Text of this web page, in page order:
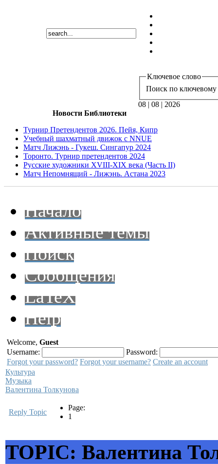
Ключевое слово
Поиск по ключевому
08 | 08 | 2026
Новости Библиотеки
Турнир Претендентов 2026. Пейя, Кипр
Учебный шахматный движок с NNUE
Матч Лижэнь - Гукеш. Сингапур 2024
Торонто. Турнир претендентов 2024
Русские художники XVIII-XIX века (Часть II)
Матч Непомнящий - Лижэнь. Астана 2023
Начало
Активные темы
Поиск
Сообщения
LaTeX
Help
Welcome, Guest
Username:
Password:
Forgot your password? Forgot your username? Create an account
Культура
Музыка
Валентина Толкунова
Reply Topic
Page:
1
TOPIC: Валентина